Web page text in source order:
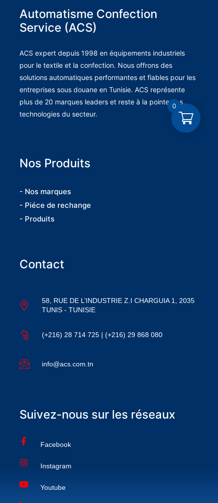
Automatisme Confection
Service (ACS)
ACS expert depuis 1998 en équipements industriels
pour le textile et la confection. Nous offrons des
solutions automatiques performantes et fiables pour les
entreprises sous douane en Tunisie. ACS représente
plus de 20 marques leaders et reste à la pointe des
technologies du secteur.
Nos Produits
- Nos marques
- Piéce de rechange
- Produits
Contact
58, RUE DE L’INDUSTRIE Z.I CHARGUIA 1, 2035
TUNIS - TUNISIE
(+216) 28 714 725 | (+216) 29 868 080
info@acs.com.tn
Suivez-nous sur les réseaux
Facebook
Instagram
Youtube
0